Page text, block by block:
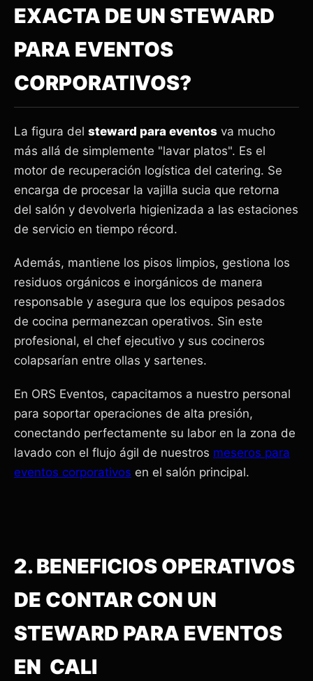
EXACTA DE UN STEWARD
PARA EVENTOS
CORPORATIVOS?
La figura del steward para eventos va mucho
más allá de simplemente "lavar platos". Es el
motor de recuperación logística del catering. Se
encarga de procesar la vajilla sucia que retorna
del salón y devolverla higienizada a las estaciones
de servicio en tiempo récord.
Además, mantiene los pisos limpios, gestiona los
residuos orgánicos e inorgánicos de manera
responsable y asegura que los equipos pesados
de cocina permanezcan operativos. Sin este
profesional, el chef ejecutivo y sus cocineros
colapsarían entre ollas y sartenes.
En ORS Eventos, capacitamos a nuestro personal
para soportar operaciones de alta presión,
conectando perfectamente su labor en la zona de
lavado con el flujo ágil de nuestros meseros para
eventos corporativos en el salón principal.
2. BENEFICIOS OPERATIVOS
DE CONTAR CON UN
STEWARD PARA EVENTOS
EN CALI